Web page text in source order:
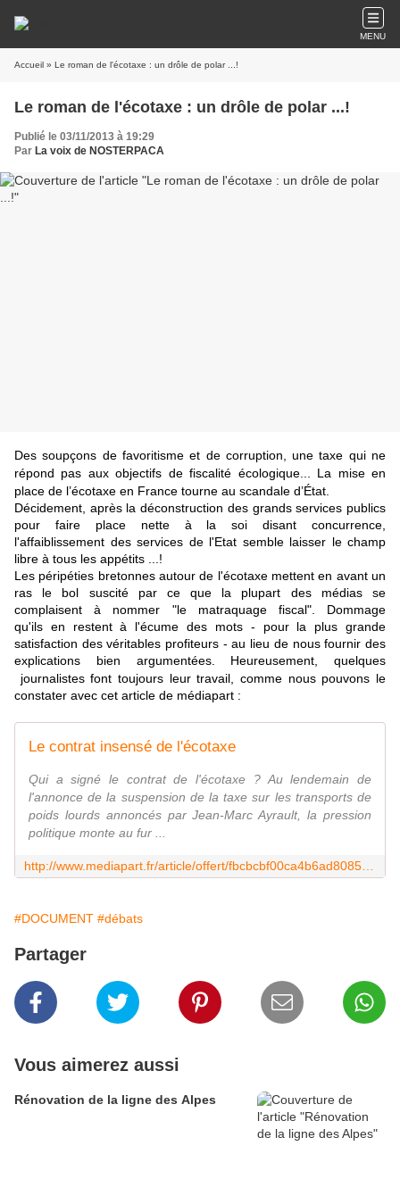
MENU
Accueil » Le roman de l'écotaxe : un drôle de polar ...!
Le roman de l'écotaxe : un drôle de polar ...!
Publié le 03/11/2013 à 19:29
Par La voix de NOSTERPACA
Des soupçons de favoritisme et de corruption, une taxe qui ne
répond pas aux objectifs de fiscalité écologique... La mise en
place de l’écotaxe en France tourne au scandale d’État.
Décidement, après la déconstruction des grands services publics
pour faire place nette à la soi disant concurrence,
l'affaiblissement des services de l'Etat semble laisser le champ
libre à tous les appétits ...!
Les péripéties bretonnes autour de l'écotaxe mettent en avant un
ras le bol suscité par ce que la plupart des médias se
complaisent à nommer "le matraquage fiscal". Dommage
qu'ils en restent à l'écume des mots - pour la plus grande
satisfaction des véritables profiteurs - au lieu de nous fournir des
explications bien argumentées. Heureusement, quelques
journalistesfont toujours leur travail, comme nous pouvons le
constater avec cet article de médiapart :
Le contrat insensé de l'écotaxe
Qui a signé le contrat de l'écotaxe ? Au lendemain de
l'annonce de la suspension de la taxe sur les transports de
poids lourds annoncés par Jean-Marc Ayrault, la pression
politique monte au fur ...
#DOCUMENT #débats
Partager
Vous aimerez aussi
Rénovation de la ligne des Alpes